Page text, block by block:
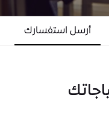
أرسل استفسارك